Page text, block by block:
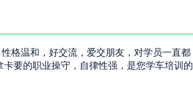
格温和，好交流，爱交朋友，对学员一直都
要的职业操守，自律性强，是您学车培训的